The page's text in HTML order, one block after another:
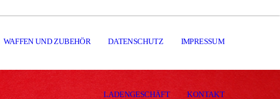
WAFFEN UND ZUBEHÖR DATENSCHUTZ IMPRESSUM
LADENGESCHÄFT KONTAKT